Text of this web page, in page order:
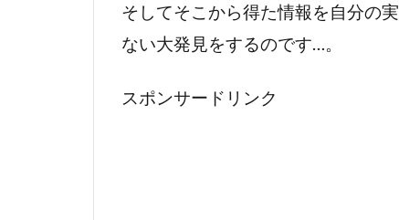
そしてそこから得た情報を自分の
ない大発見をするのです…。
スポンサードリンク